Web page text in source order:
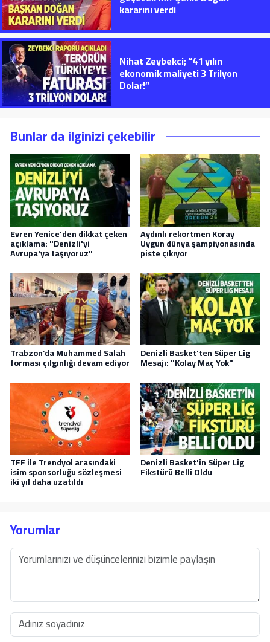
kararını verdi
Nihat Zeybekci; “41 yılın
ekonomik maliyeti 3 Trilyon
Dolar!”
Bunlar da ilginizi çekebilir
Evren Yenice'den dikkat çeken
açıklama: "Denizli'yi
Avrupa'ya taşıyoruz"
Aydınlı rekortmen Koray
Uygun dünya şampiyonasında
piste çıkıyor
Trabzon’da Muhammed Salah
forması çılgınlığı devam ediyor
Denizli Basket'ten Süper Lig
Mesajı: "Kolay Maç Yok"
TFF ile Trendyol arasındaki
isim sponsorluğu sözleşmesi
iki yıl daha uzatıldı
Denizli Basket'in Süper Lig
Fikstürü Belli Oldu
Yorumlar